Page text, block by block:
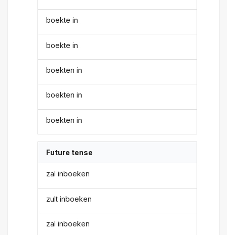
boekte in
boekte in
boekten in
boekten in
boekten in
Future tense
zal inboeken
zult inboeken
zal inboeken